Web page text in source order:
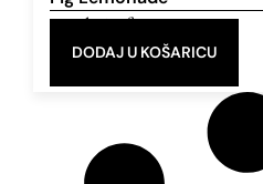
Eau de Parfum
DODAJ U KOŠARICU